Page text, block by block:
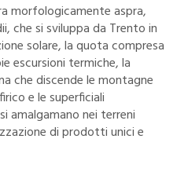
morfologicamente aspra,
che si sviluppa da Trento in
solare, la quota compresa
escursioni termiche, la
che discende le montagne
e le superficiali
amalgamano nei terreni
di prodotti unici e